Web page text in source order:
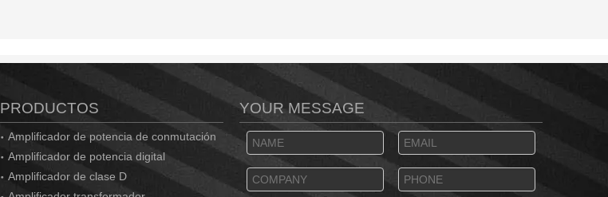
PRODUCTOS
Amplificador de potencia de conmutación
Amplificador de potencia digital
Amplificador de clase D
YOUR MESSAGE